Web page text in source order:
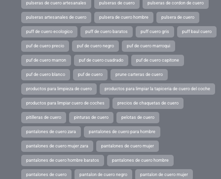
pulseras de cuero artesanales pulseras de cuero pulseras de cordon de cuero
pulseras artesanales de cuero pulsera de cuero hombre pulsera de cuero
puff de cuero ecologico puff de cuero baratos puff cuero gris puff baul cuero
puf de cuero precio puf de cuero negro puf de cuero marroqui
puf de cuero marron puf de cuero cuadrado puf de cuero capitone
puf de cuero blanco puf de cuero prune carteras de cuero
productos para limpieza de cuero productos para limpiar la tapiceria de cuero del coche
productos para limpiar cuero de coches precios de chaquetas de cuero
pitilleras de cuero pinturas de cuero pelotas de cuero
pantalones de cuero zara pantalones de cuero para hombre
pantalones de cuero mujer zara pantalones de cuero mujer
pantalones de cuero hombre baratos pantalones de cuero hombre
pantalones de cuero pantalon de cuero negro pantalon de cuero mujer